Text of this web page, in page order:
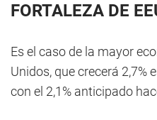
FORTALEZA DE
Es el caso de la mayor
Unidos, que crecerá 2,7%
con el 2,1% anticipado